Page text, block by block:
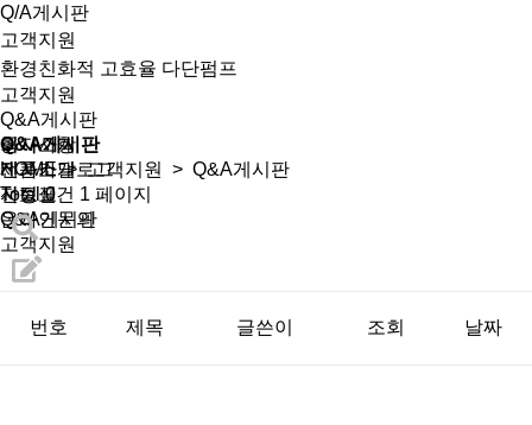
Q/A게시판
고객지원
환경친화적 고효율 다단펌프
고객지원
Q&A게시판
회사소개
제품소개
선정표
온라인문의
고객지원
공지사항
전자카달로그
자료실
Q&A게시판
Q&A게시판
HOME>고객지원
> Q&A게시판
Total 0건 1 페이지
번호 제목 글쓴이 조회 날짜